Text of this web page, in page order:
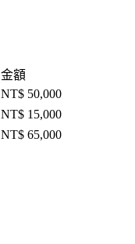
金額
NT$ 50,000
NT$ 15,000
NT$ 65,000